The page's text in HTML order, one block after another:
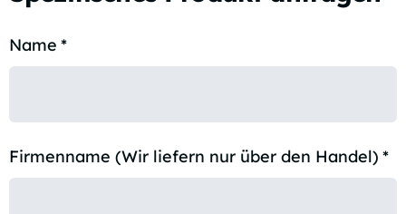
Name *
Firmenname (Wir liefern nur über den Handel) *